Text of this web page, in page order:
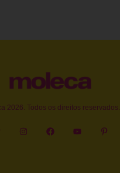
2026. Todos os direitos reservados.